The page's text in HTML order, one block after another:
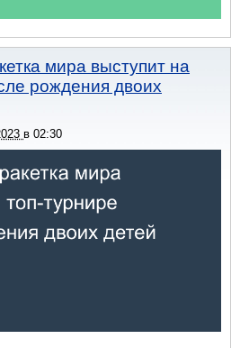
мира выступит на
рождения двоих
в 02:30